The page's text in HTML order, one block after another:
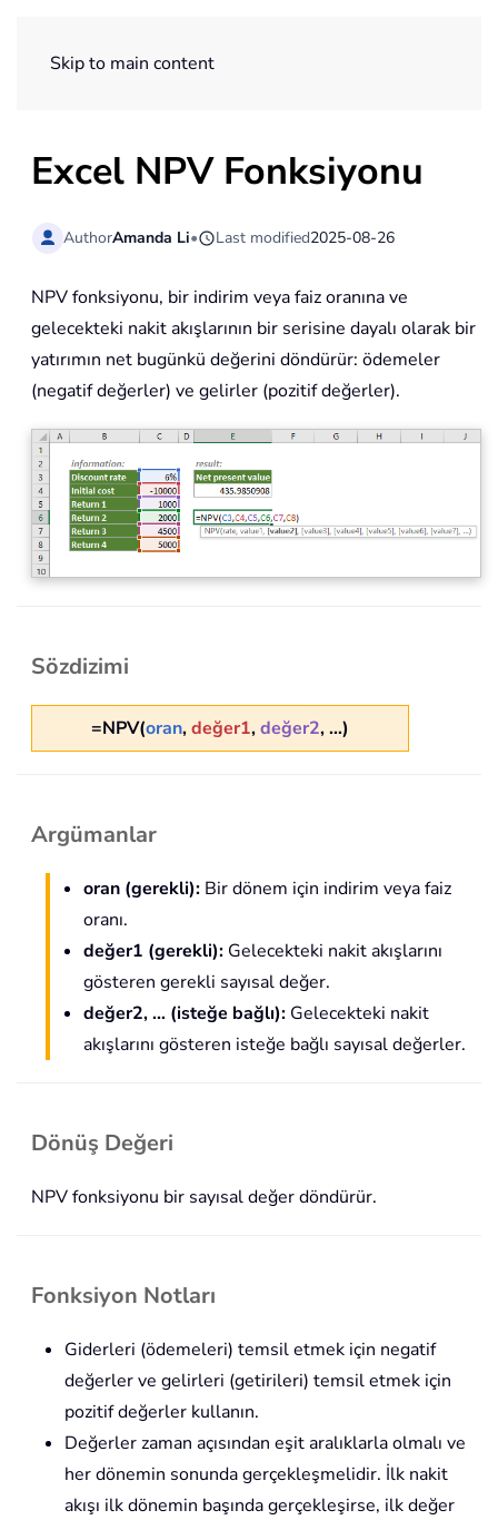
Skip to main content
Excel NPV Fonksiyonu
AuthorAmanda Li• Last modified2025-08-26
NPV fonksiyonu, bir indirim veya faiz oranına ve
gelecekteki nakit akışlarının bir serisine dayalı olarak bir
yatırımın net bugünkü değerini döndürür: ödemeler
(negatif değerler) ve gelirler (pozitif değerler).
Sözdizimi
=NPV(oran,değer1,değer2, …)
Argümanlar
oran (gerekli): Bir dönem için indirim veya faiz
oranı.
değer1 (gerekli): Gelecekteki nakit akışlarını
gösteren gerekli sayısal değer.
değer2, … (isteğe bağlı): Gelecekteki nakit
akışlarını gösteren isteğe bağlı sayısal değerler.
Dönüş Değeri
NPV fonksiyonu bir sayısal değer döndürür.
Fonksiyon Notları
Giderleri (ödemeleri) temsil etmek için negatif
değerler ve gelirleri (getirileri) temsil etmek için
pozitif değerler kullanın.
Değerler zaman açısından eşit aralıklarla olmalı ve
her dönemin sonunda gerçekleşmelidir. İlk nakit
akışı ilk dönemin başında gerçekleşirse, ilk değer